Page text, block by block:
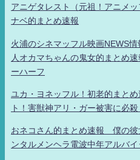
アニゲタレスト（元祖！アニメ
ナベ的まとめ速報
火浦のシネマッフル映画NEWS
人オカマちゃんの鬼女的まとめ
ーハーフ
ユカ・ヨネッフル！初老的まと
ト！害獣神アリ・ガー被害に必
おネコさん的まとめ速報 僕の彼
ンタルメンヘラ電波中年アルバ